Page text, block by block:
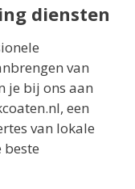
diensten
van
je bij ons aan
een
van lokale
beste